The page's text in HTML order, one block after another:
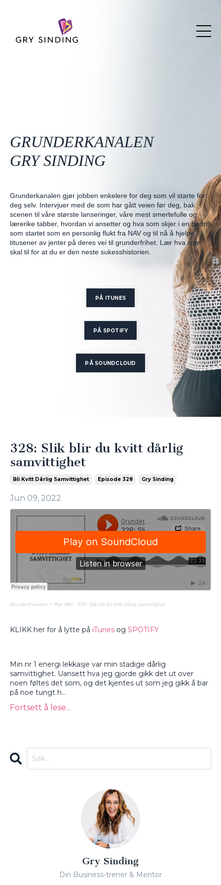
GRUNDERKANALEN
GRY SINDING
Grunderkanalen gjør jobben enkelere for deg som vil starte for
deg selv. Intervjuer med de som har gått veien før deg, bak
scenen til våre største lanseringer, våre mest smertefulle og
lærerike tabber, hvordan vi ansetter og hva som skjer i en bedrift
som startet som en personlig flukt fra NAV og til nå å hjelpe
titusener av jenter på deres vei til grunderfrihet. Lær hva som
skal til for at du er den neste sukesshistorien.
PÅ ITUNES
PÅ SPOTIFY
PÅ SOUNDCLOUD
328: Slik blir du kvitt dårlig
samvittighet
Bli Kvitt Dårlig Samvittighet Episode 328 Gry Sinding
Jun 09, 2022
GrunderKanalen + Mye Mer · 328: Slik blir du kvitt dårlig samvittighet
KLIKK her for å lytte på iTunes og SPOTIFY
Min nr 1 energi lekkasje var min stadige dårlig
samvittighet. Uansett hva jeg gjorde gikk det ut over
noen føltes det som, og det kjentes ut som jeg gikk å bar
på noe tungt h...
Fortsett å lese...
Gry Sinding
Din Business-trener & Mentor